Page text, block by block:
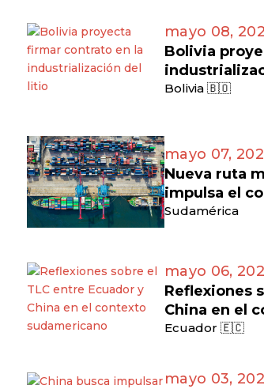
mayo 08,
Bolivia
Bolivia 🇧🇴
mayo 07,
Nueva ruta
impulsa el
Sudamérica
mayo 06,
Reflexiones
China en el
Ecuador 🇪🇨
mayo 03,